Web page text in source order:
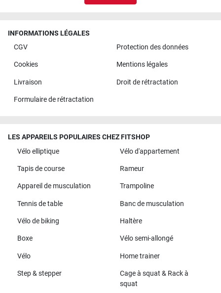
INFORMATIONS LÉGALES
CGV
Protection des données
Cookies Mentions légales
Livraison Droit de rétractation
Formulaire de rétractation
LES APPAREILS POPULAIRES CHEZ FITSHOP
Vélo elliptique
Vélo d'appartement
Tapis de course Rameur
Appareil de musculation Trampoline
Tennis de table Banc de musculation
Vélo de biking Haltère
Boxe Vélo semi-allongé
Vélo Home trainer
Step & stepper
Cage à squat & Rack à
squat